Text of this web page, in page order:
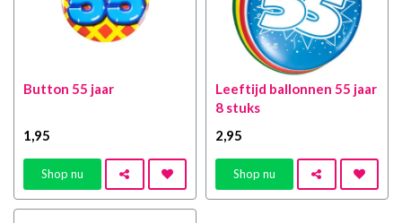
Button 55 jaar
1 ,95
Shop nu
Leeftijd ballonnen 55 jaar
8 stuks
2 ,95
Shop nu